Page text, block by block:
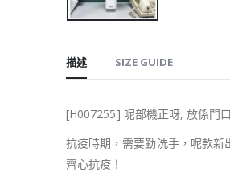
描述 SIZE GUIDE
[H007255] 呢部機正呀, 放係門
抗疫時期，需要勤洗手，呢款
齊心抗疫！